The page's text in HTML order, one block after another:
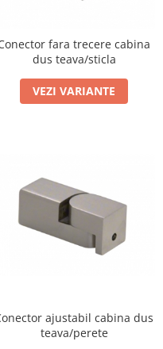
fara trecere cabina
dus teava/sticla
VEZI VARIANTE
ajustabil cabina dus
teava/perete